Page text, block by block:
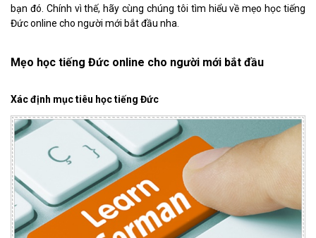
bạn đó. Chính vì thế, hãy cùng chúng tôi tìm hiểu về mẹo học tiếng
Đức online cho người mới bắt đầu nha.
Mẹo học tiếng Đức online cho người mới bắt đầu
Xác định mục tiêu học tiếng Đức